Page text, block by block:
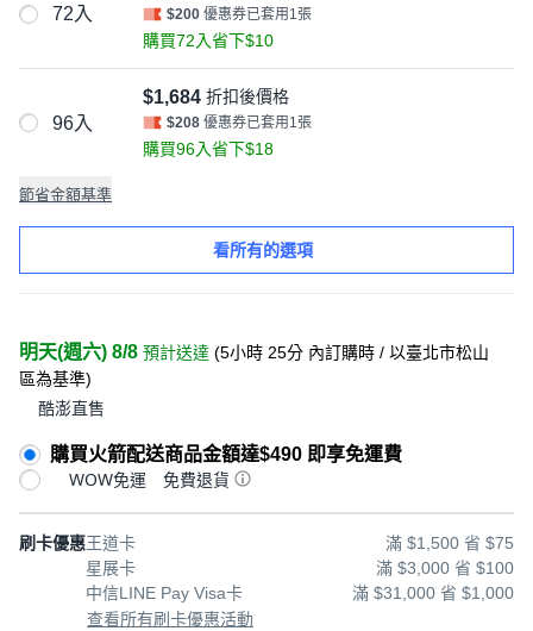
72入 $200 優惠券已套用1張
購買72入省下$10
96入
$1,684 折扣後價格
$208 優惠券已套用1張
購買96入省下$18
節省金額基準
看所有的選項
明天(週六) 8/8 預計送達 (5小時 25分 內訂購時 / 以臺北市松山
區為基準)
酷澎直售
購買火箭配送商品金額達$490 即享免運費
WOW免運 免費退貨
刷卡優惠王道卡
滿 $1,500 省 $75
星展卡
滿 $3,000 省 $100
中信LINE Pay Visa卡
滿 $31,000 省 $1,000
查看所有刷卡優惠活動